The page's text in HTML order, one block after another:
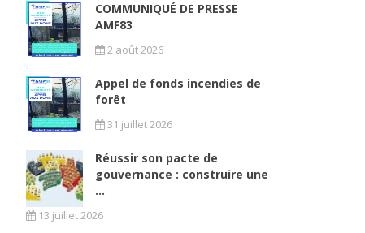
COMMUNIQUÉ DE PRESSE
AMF83
2 août 2026
Appel de fonds incendies de
forêt
31 juillet 2026
Réussir son pacte de
gouvernance : construire une
...
13 juillet 2026